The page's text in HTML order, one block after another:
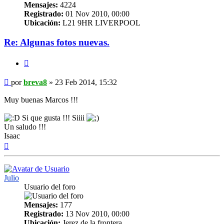
Mensajes: 4224
Registrado: 01 Nov 2010, 00:00
Ubicación: L21 9HR LIVERPOOL
Re: Algunas fotos nuevas.
Mensaje
porbreva8 » 23 Feb 2014, 15:32
Muy buenas Marcos !!!
Si que gusta !!! Siiii
Un saludo !!!
Isaac
Julio
Usuario del foro
Mensajes: 177
Registrado: 13 Nov 2010, 00:00